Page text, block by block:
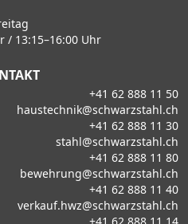
/ 13:15–16:00 Uhr
+41 62 888 11 50
haustechnik@schwarzstahl.ch
+41 62 888 11 30
stahl@schwarzstahl.ch
+41 62 888 11 80
bewehrung@schwarzstahl.ch
+41 62 888 11 40
verkauf.hwz@schwarzstahl.ch
+41 62 888 11 14